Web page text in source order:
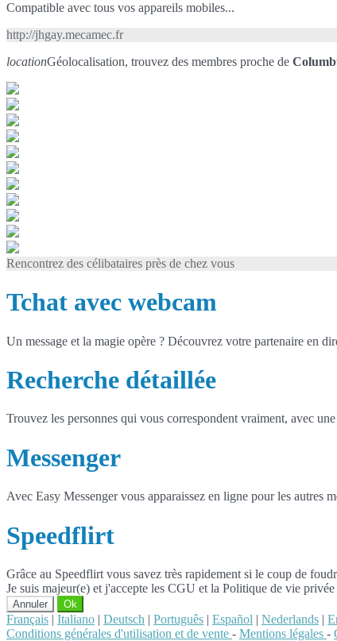
Compatible avec tous vos appareils mobiles...
http://jhgay.mecamec.fr
locationGéolocalisation, trouvez des membres proche de
Rencontrez des célibataires près de chez vous
Tchat avec webcam
Un message et la magie opère ? Découvrez votre partenaire en
Recherche détaillée
Trouvez les personnes qui vous correspondent vraiment, avec
Messenger
Avec Easy Messenger vous apparaissez en ligne pour les autres
Speedflirt
Grâce au Speedflirt vous savez très rapidement si le coup de
Je suis majeur(e) et j'accepte les CGU et la Politique de vie privée
Annuler Ok
Français | Italiano | Deutsch | Português | Español | Nederlands |
Conditions générales d'utilisation et de vente - Mentions légales -